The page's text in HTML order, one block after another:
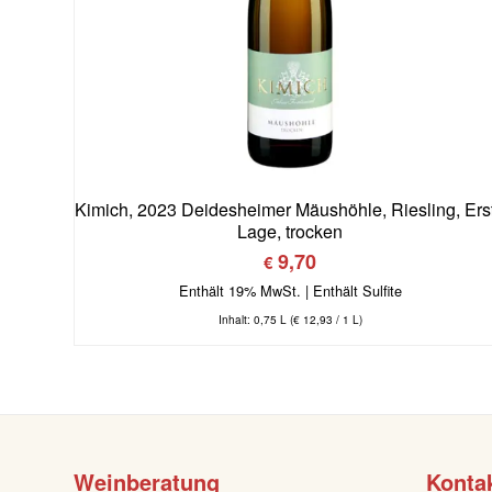
Kimich, 2023 Deidesheimer Mäushöhle, Riesling,
Lage, trocken
€ 9,70
Enthält 19% MwSt.
Inhalt: 0,75 L (€12,93 / 1 L)
Weinberatung